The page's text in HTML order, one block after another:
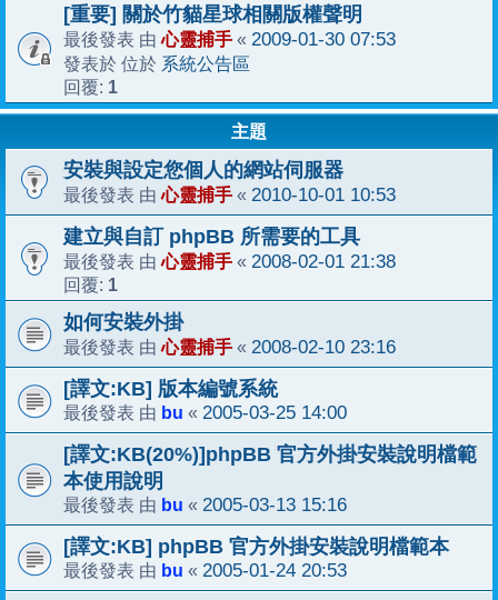
[重要] 關於竹貓星球相關版權聲明
最後發表 由心靈捕手 « 2009-01-30 07:53
發表於 位於 系統公告區
回覆: 1
主題
安裝與設定您個人的網站伺服器
最後發表 由心靈捕手 « 2010-10-01 10:53
建立與自訂 phpBB 所需要的工具
最後發表 由心靈捕手 « 2008-02-01 21:38
回覆: 1
如何安裝外掛
最後發表 由心靈捕手 « 2008-02-10 23:16
[譯文:KB] 版本編號系統
最後發表 由 bu « 2005-03-25 14:00
[譯文:KB(20%)]phpBB 官方外掛安裝說明檔範
本使用說明
最後發表 由 bu « 2005-03-13 15:16
[譯文:KB] phpBB 官方外掛安裝說明檔範本
最後發表 由 bu « 2005-01-24 20:53